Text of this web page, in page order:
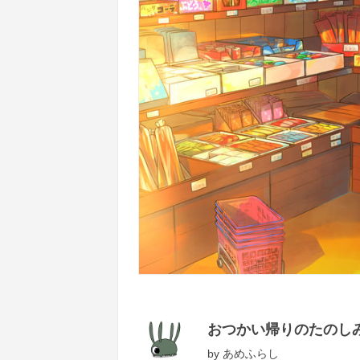
おつかい帰りのたのし
by あめふらし